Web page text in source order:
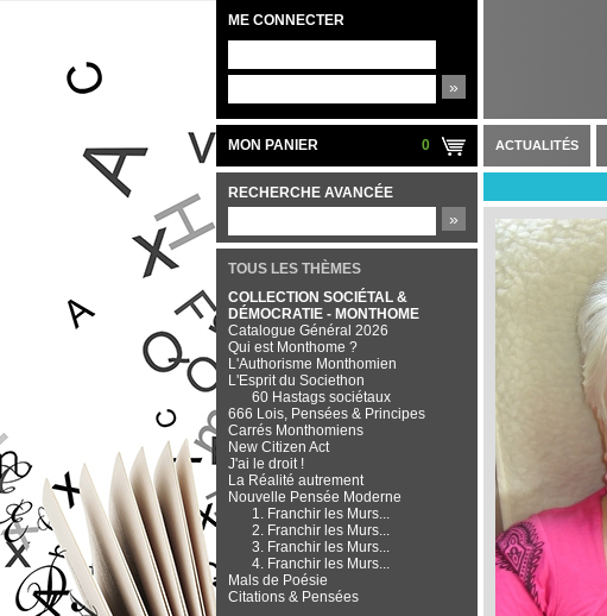
ME CONNECTER
»
MON PANIER 0
RECHERCHE AVANCÉE
»
TOUS LES THÈMES
COLLECTION SOCIÉTAL &
DÉMOCRATIE - MONTHOME
Catalogue Général 2026
Qui est Monthome ?
L'Authorisme Monthomien
L'Esprit du Societhon
60 Hastags sociétaux
666 Lois, Pensées & Principes
Carrés Monthomiens
New Citizen Act
J'ai le droit !
La Réalité autrement
Nouvelle Pensée Moderne
1. Franchir les Murs...
2. Franchir les Murs...
3. Franchir les Murs...
4. Franchir les Murs...
Mals de Poésie
Citations & Pensées
ACTUALITÉS